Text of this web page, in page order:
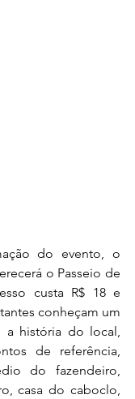
do evento, o
o Passeio de
custa R$ 18 e
conheçam um
a história do local,
de referência,
do fazendeiro,
casa do caboclo,